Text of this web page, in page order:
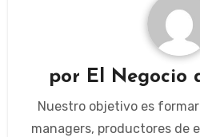
por El Negocio
Nuestro objetivo es
managers, productores de